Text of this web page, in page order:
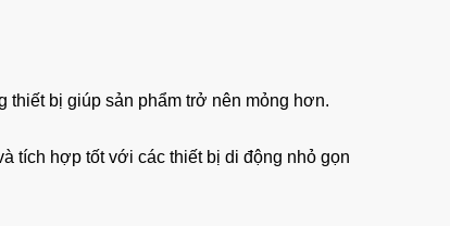
thiết bị giúp sản phẩm trở nên mỏng hơn.
tích hợp tốt với các thiết bị di động nhỏ gọn